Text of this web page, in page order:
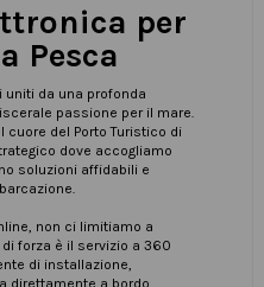
per
Pesca
da una profonda
passione per il mare.
cuore del Porto Turistico di
dove accogliamo
soluzioni affidabili e
non ci limitiamo a
forza è il servizio a 360
di installazione,
direttamente a bordo.